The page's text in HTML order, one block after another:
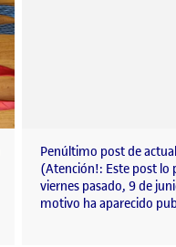
Penúltimo post de
(Atención!: Este post lo
viernes pasado, 9 de
motivo ha aparecido